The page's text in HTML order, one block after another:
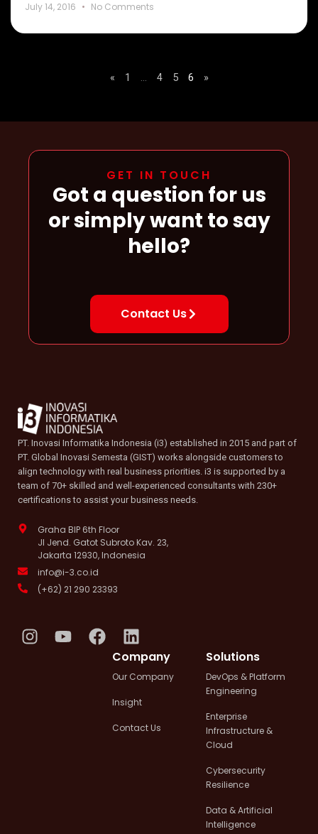
July 14, 2016 No Comments
« 1 … 4 5 6 »
GET IN TOUCH
Got a question for us
or simply want to say
hello?
Contact Us
PT. Inovasi Informatika Indonesia (i3) established in 2015 and part of
PT. Global Inovasi Semesta (GIST) works alongside customers to
align technology with real business priorities. i3 is supported by a
team of 70+ skilled and well-experienced consultants with 230+
certifications to assist your business needs.
Graha BIP 6th Floor
Jl Jend. Gatot Subroto Kav. 23,
Jakarta 12930, Indonesia
info@i-3.co.id
(+62) 21 290 23393
I
n
Y
F
a
L
i
n
k
e
i
Company
Our Company
Insight
Contact Us
Solutions
DevOps & Platform
Engineering
Enterprise
Infrastructure &
Cloud
Cybersecurity
Resilience
Data & Artificial
Intelligence